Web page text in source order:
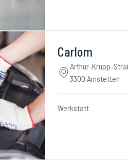
Carlom
Arthur-Krupp-
3300 Amstetten
Werkstatt